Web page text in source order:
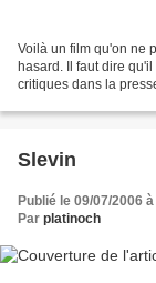
Voilà un film qu'on ne
hasard. Il faut dire
critiques dans la
Slevin
Publié le 09/07/2006
Par platinoch